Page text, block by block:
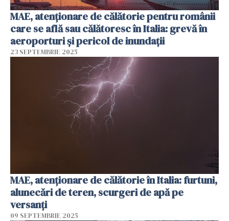
MAE, atenționare de călătorie pentru românii
care se află sau călătoresc în Italia: grevă în
aeroporturi şi pericol de inundaţii
23 SEPTEMBRIE 2025
MAE, atenţionare de călătorie în Italia: furtuni,
alunecări de teren, scurgeri de apă pe
versanţi
09 SEPTEMBRIE 2025